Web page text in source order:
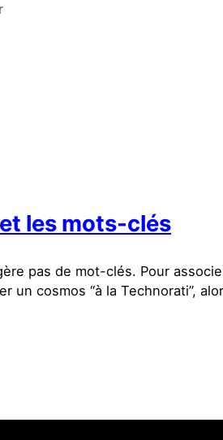
les mots-clés
pas de mot-clés. Pour
un cosmos “à la Technorati”,